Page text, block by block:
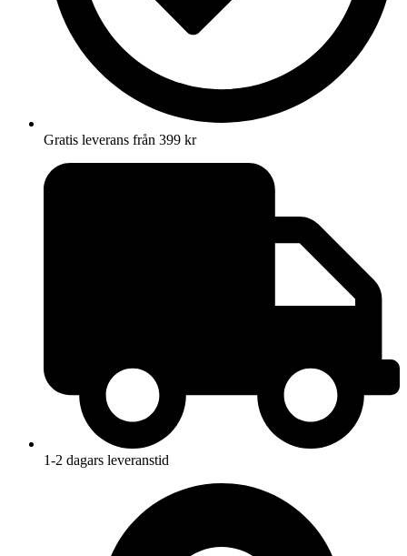
Gratis leverans från 399 kr
1-2 dagars leveranstid